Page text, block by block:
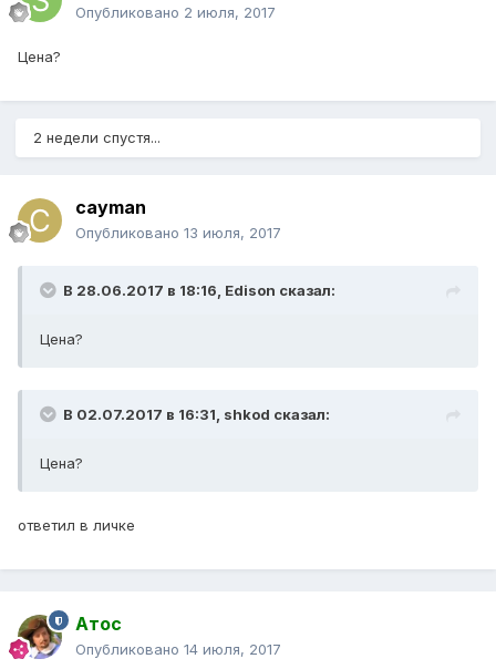
Опубликовано 2 июля, 2017
Цена?
2 недели спустя...
cayman
Опубликовано 13 июля, 2017
В 28.06.2017 в 18:16, Edison сказал:
Цена?
В 02.07.2017 в 16:31, shkod сказал:
Цена?
ответил в личке
Атос
Опубликовано 14 июля, 2017